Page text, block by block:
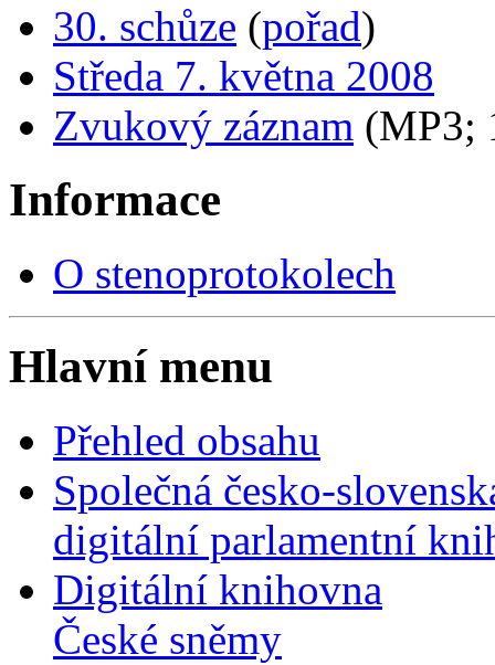
30. schůze (pořad)
Středa 7. května 2008
Zvukový záznam (MP3;
Informace
O stenoprotokolech
Hlavní menu
Přehled obsahu
Společná česko-
digitální parlamentní
Digitální knihovna
České sněmy